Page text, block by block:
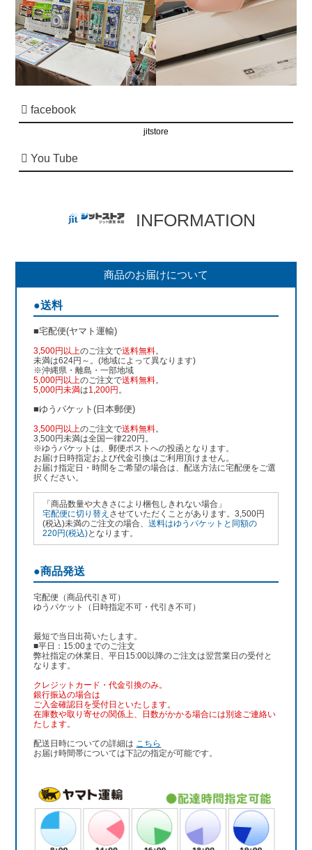
facebook
jitstore
You Tube
INFORMATION
商品のお届けについて
●送料
■宅配便(ヤマト運輸)
3,500円以上のご注文で送料無料。
未満は624円～。(地域によって異なります)
※沖縄県・離島・一部地域
5,000円以上のご注文で送料無料。
5,000円未満は1,200円 。
■ゆうパケット(日本郵便)
3,500円以上のご注文で送料無料。
3,500円未満は全国一律220円。
※ゆうパケットは、郵便ポストへの投函となります。
お届け日時指定および代金引換はご利用頂けません。
お届け指定日・時間をご希望の場合は、配送方法に宅配便をご選
択ください。
「商品数量や大きさにより梱包しきれない場合」
宅配便に切り替え させていただくことがあります。3,500円
(税込)未満のご注文の場合、送料はゆうパケットと同額の
220円(税込)となります。
●商品発送
宅配便（商品代引き可）
ゆうパケット（日時指定不可・代引き不可）
最短で当日出荷いたします。
■平日：15:00までのご注文
弊社指定の休業日、平日15:00以降のご注文は翌営業日の受付と
なります。
クレジットカード・代金引換のみ。
銀行振込の場合は
ご入金確認日を受付日といたします。
在庫数や取り寄せの関係上、日数がかかる場合には別途ご連絡い
たします。
配送日時についての詳細は こちら
お届け時間帯については下記の指定が可能です。